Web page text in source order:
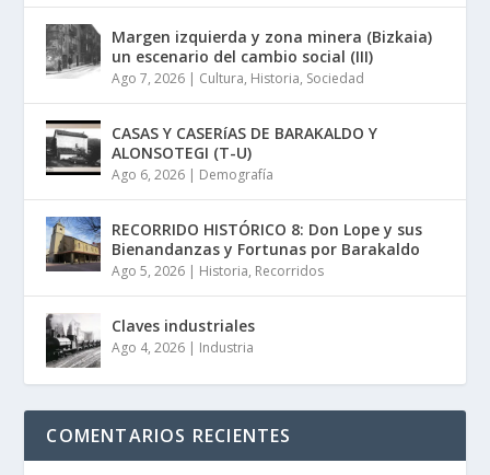
Margen izquierda y zona minera (Bizkaia)
un escenario del cambio social (III)
Ago 7, 2026 | Cultura, Historia, Sociedad
CASAS Y CASERíAS DE BARAKALDO Y
ALONSOTEGI (T-U)
Ago 6, 2026 | Demografía
RECORRIDO HISTÓRICO 8: Don Lope y sus
Bienandanzas y Fortunas por Barakaldo
Ago 5, 2026 | Historia, Recorridos
Claves industriales
Ago 4, 2026 | Industria
COMENTARIOS RECIENTES